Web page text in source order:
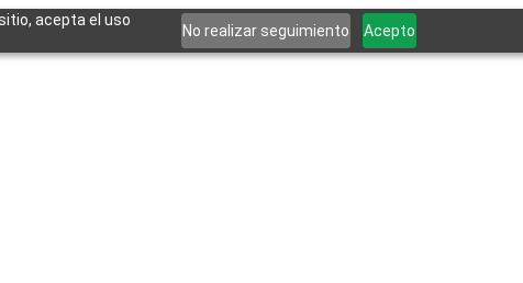
acepta el uso
No realizar seguimiento Acepto